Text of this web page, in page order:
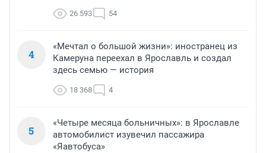
26 593 54
4
«Мечтал о большой жизни»: иностранец из
Камеруна переехал в Ярославль и создал
здесь семью — история
18 368 4
5
«Четыре месяца больничных»: в Ярославле
автомобилист изувечил пассажира
«Яавтобуса»